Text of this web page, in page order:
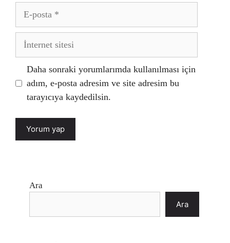
posta
İnternet
Daha sonraki yorumlarımda kullanılması için
adım, e-posta adresim ve site adresim bu
tarayıcıya kaydedilsin.
Ara
Ara